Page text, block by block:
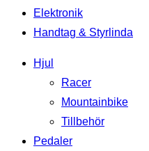
Elektronik
Handtag & Styrlinda
Hjul
Racer
Mountainbike
Tillbehör
Pedaler